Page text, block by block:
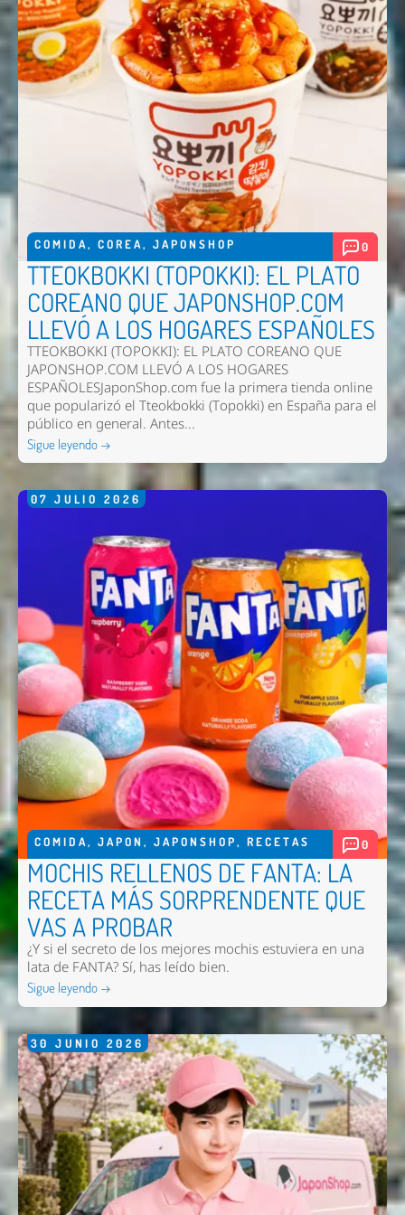
COMIDA, COREA, JAPONSHOP 0
TTEOKBOKKI (TOPOKKI): EL PLATO
COREANO QUE JAPONSHOP.COM
LLEVÓ A LOS HOGARES ESPAÑOLES
TTEOKBOKKI (TOPOKKI): EL PLATO COREANO QUE
JAPONSHOP.COM LLEVÓ A LOS HOGARES
ESPAÑOLESJaponShop.com fue la primera tienda online
que popularizó el Tteokbokki (Topokki) en España para el
público en general. Antes...
Sigue leyendo →
07 JULIO 2026
COMIDA, JAPON , JAPONSHOP, RECETAS 0
MOCHIS RELLENOS DE FANTA: LA
RECETA MÁS SORPRENDENTE QUE
VAS A PROBAR
¿Y si el secreto de los mejores mochis estuviera en una
lata de FANTA? Sí, has leído bien.
Sigue leyendo →
30 JUNIO 2026